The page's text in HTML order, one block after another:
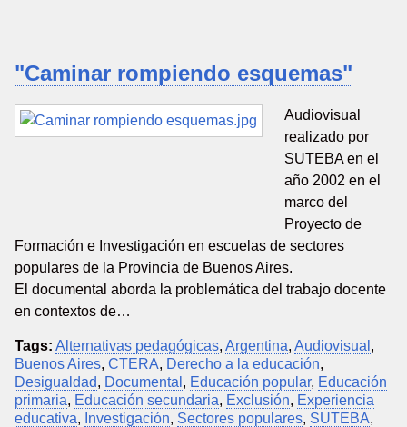
"Caminar rompiendo esquemas"
Audiovisual
realizado por
SUTEBA en el
año 2002 en el
marco del
Proyecto de
Formación e Investigación en escuelas de sectores
populares de la Provincia de Buenos Aires.
El documental aborda la problemática del trabajo docente
en contextos de…
Tags: Alternativas pedagógicas, Argentina, Audiovisual ,
Buenos Aires, CTERA, Derecho a la educación,
Desigualdad, Documental , Educación popular, Educación
primaria, Educación secundaria, Exclusión, Experiencia
educativa, Investigación, Sectores populares, SUTEBA,